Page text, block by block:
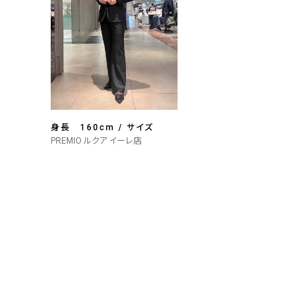
身長 160cm / サイズ
PREMIO ルクア イーレ店